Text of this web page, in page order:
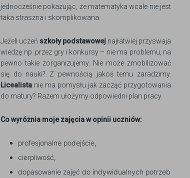
jednocześnie pokazując, że matematyka wcale nie jest
taka straszna i skomplikowana.
Jeżeli uczeń szkoły podstawowej najłatwiej przyswaja
wiedzę np. przez gry i konkursy – nie ma problemu, na
pewno takie zorganizujemy. Nie może zmobilizować
się do nauki? Z pewnością jakoś temu zaradzimy.
Licealista nie ma pomysłu jak zacząć przygotowania
do matury? Razem ułożymy odpowiedni plan pracy.
Co wyróżnia moje zajęcia w opinii uczniów:
profesjonalne podejście,
cierpliwość,
dopasowanie zajęć do indywidualnych potrzeb